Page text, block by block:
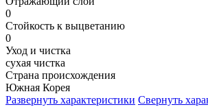
0
Стойкость к выцветанию
0
Уход и чистка
сухая чистка
Страна происхождения
Южная Корея
Развернуть характеристики Свернуть